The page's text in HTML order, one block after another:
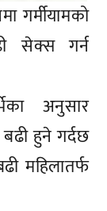
गर्मीयामको
सेक्स गर्न
अनुसार
हुने गर्दछ
महिलातर्फ